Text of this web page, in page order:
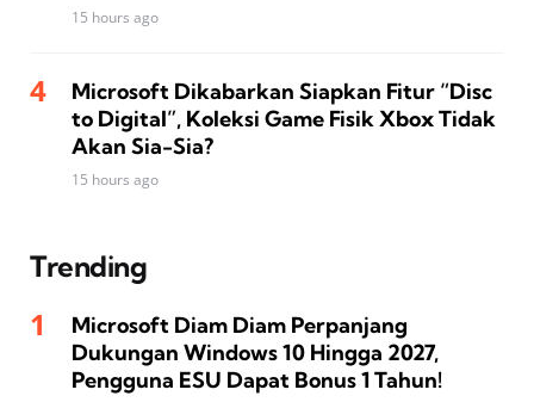
15 hours ago
Microsoft Dikabarkan Siapkan Fitur “Disc
to Digital”, Koleksi Game Fisik Xbox Tidak
Akan Sia-Sia?
15 hours ago
Trending
Microsoft Diam Diam Perpanjang
Dukungan Windows 10 Hingga 2027,
Pengguna ESU Dapat Bonus 1 Tahun!